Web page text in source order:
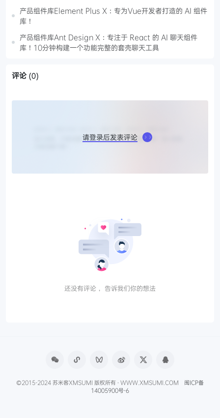
产品组件库Element Plus X：专为Vue开发者打造的 AI 组件
库！
产品组件库Ant Design X：专注于 React 的 AI 聊天组件
库！10分钟构建一个功能完整的套壳聊天工具
评论 (0)
请登录后发表评论
还没有评论， 告诉我们你的想法
©2015-2024 苏米客XMSUMI 版权所有 · WWW.XMSUMI.COM 闽ICP备
14005900号-6